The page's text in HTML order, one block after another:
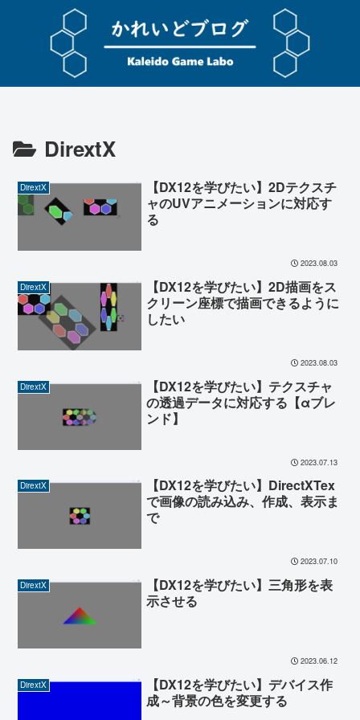
DirextX
DirextX
【DX12を学びたい】2Dテクスチ
ャのUVアニメーションに対応す
る
2023.08.03
DirextX
【DX12を学びたい】2D描画をス
クリーン座標で描画できるように
したい
2023.08.03
DirextX
【DX12を学びたい】テクスチャ
の透過データに対応する【αブレ
ンド】
2023.07.13
DirextX
【DX12を学びたい】DirectXTex
で画像の読み込み、作成、表示ま
で
2023.07.10
DirextX
【DX12を学びたい】三角形を表
示させる
2023.06.12
DirextX
【DX12を学びたい】デバイス作
成～背景の色を変更する